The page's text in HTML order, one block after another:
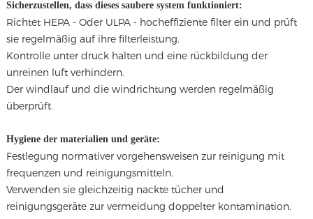
Sicherzustellen, dass dieses saubere system funktioniert:
Richtet HEPA - Oder ULPA - hocheffiziente filter ein und prüft
sie regelmäßig auf ihre filterleistung.
Kontrolle unter druck halten und eine rückbildung der
unreinen luft verhindern.
Der windlauf und die windrichtung werden regelmäßig
überprüft.
Hygiene der materialien und geräte:
Festlegung normativer vorgehensweisen zur reinigung mit
frequenzen und reinigungsmitteln.
Verwenden sie gleichzeitig nackte tücher und
reinigungsgeräte zur vermeidung doppelter kontamination.